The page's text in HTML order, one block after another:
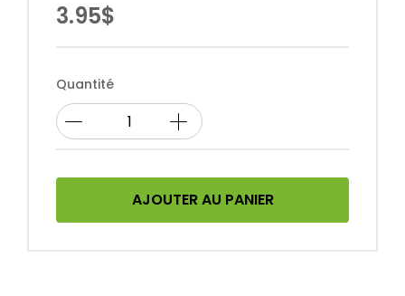
3.95$
Quantité
AJOUTER AU PANIER